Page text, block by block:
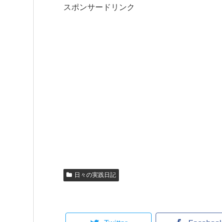
スポンサードリンク
日々の実践日記